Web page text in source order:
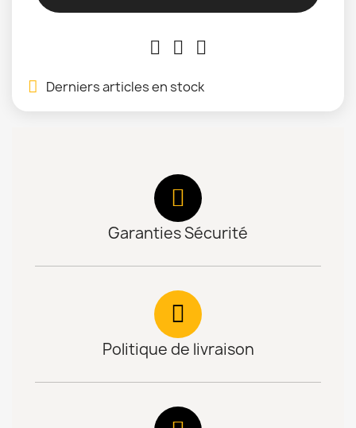
Derniers articles en stock
Garanties Sécurité
Politique de livraison